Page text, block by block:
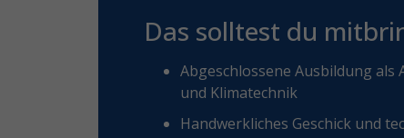
Das solltest du
Abgeschlossene Ausbildung
und Klimatechnik
Handwerkliches Geschick und